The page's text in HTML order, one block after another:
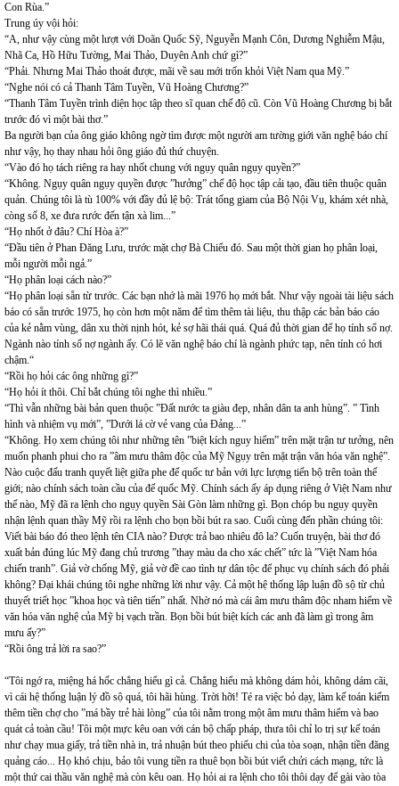
Con Rùa.”
Trung úy vội hỏi:
“A, như vậy cùng một lượt với Doãn Quốc Sỹ, Nguyễn Mạnh Côn, Dương Nghiễm Mậu,
Nhã Ca, Hồ Hữu Tường, Mai Thảo, Duyên Anh chứ gì?”
“Phải. Nhưng Mai Thảo thoát được, mãi về sau mới trốn khỏi Việt Nam qua Mỹ.”
“Nghe nói có cả Thanh Tâm Tuyền, Vũ Hoàng Chương?”
“Thanh Tâm Tuyền trình diện học tập theo sĩ quan chế độ cũ. Còn Vũ Hoàng Chương bị bắt
trước đó vì một bài thơ.”
Ba người bạn của ông giáo không ngờ tìm được một người am tường giới văn nghệ báo chí
như vậy, họ thay nhau hỏi ông giáo đủ thứ chuyện.
“Vào đó họ tách riêng ra hay nhốt chung với ngụy quân ngụy quyền?”
“Không. Ngụy quân ngụy quyền được ”hưởng” chế độ học tập cải tạo, đầu tiên thuộc quân
quản. Chúng tôi là tù 100% với đầy đủ lệ bộ: Trát tống giam của Bộ Nội Vụ, khám xét nhà,
còng số 8, xe đưa rước đến tận xà lim...”
“Họ nhốt ở đâu? Chí Hòa à?”
“Đầu tiên ở Phan Đăng Lưu, trước mặt chợ Bà Chiểu đó. Sau một thời gian họ phân loại,
mỗi người mỗi ngả.”
“Họ phân loại cách nào?”
“Họ phân loại sẵn từ trước. Các bạn nhớ là mãi 1976 họ mới bắt. Như vậy ngoài tài liệu sách
báo có sẵn trước 1975, họ còn hơn một năm để tìm thêm tài liệu, thu thập các bản báo cáo
của kẻ nằm vùng, dân xu thời nịnh hót, kẻ sợ hãi thái quá. Quá đủ thời gian để họ tính sổ nợ.
Ngành nào tính sổ nợ ngành ấy. Có lẽ văn nghệ báo chí là ngành phức tạp, nên tính có hơi
chậm.“
“Rồi họ hỏi các ông những gì?”
“Họ hỏi ít thôi. Chỉ bắt chúng tôi nghe thì nhiều.”
“Thì vẫn những bài bản quen thuộc ”Đất nước ta giàu đẹp, nhân dân ta anh hùng”. ” Tình
hình và nhiệm vụ mới”, ”Dưới lá cờ vẻ vang của Đảng...”
“Không. Họ xem chúng tôi như những tên ”biệt kích nguy hiểm” trên mặt trận tư tưởng, nên
muốn phanh phui cho ra ”âm mưu thâm độc của Mỹ Ngụy trên mặt trận văn hóa văn nghệ”.
Nào cuộc đấu tranh quyết liệt giữa phe đế quốc tư bản với lực lượng tiến bộ trên toàn thế
giới; nào chính sách toàn cầu của đế quốc Mỹ. Chính sách ấy áp dụng riêng ở Việt Nam như
thế nào, Mỹ đã ra lệnh cho ngụy quyền Sài Gòn làm những gì. Bọn chóp bu ngụy quyền
nhận lệnh quan thầy Mỹ rồi ra lệnh cho bọn bồi bút ra sao. Cuối cùng đến phần chúng tôi:
Viết bài báo đó theo lệnh tên CIA nào? Được trả bao nhiêu đô la? Cuốn truyện, bài thơ đó
xuất bản đúng lúc Mỹ đang chủ trương ”thay màu da cho xác chết” tức là ”Việt Nam hóa
chiến tranh”. Giả vờ chống Mỹ, giả vờ đề cao tình tự dân tộc để phục vụ chính sách đó phải
không? Đại khái chúng tôi nghe những lời như vậy. Cả một hệ thống lập luận đồ sộ từ chủ
thuyết triết học ”khoa học và tiên tiến” nhất. Nhờ nó mà cái âm mưu thâm độc nham hiểm về
văn hóa văn nghệ của Mỹ bị vạch trần. Bọn bồi bút biệt kích các anh đã làm gì trong âm
mưu ấy?”
“Rồi ông trả lời ra sao?”
“Tôi ngớ ra, miệng há hốc chẳng hiểu gì cả. Chẳng hiểu mà không dám hỏi, không dám cãi,
vì cái hệ thống luận lý đồ sộ quá, tôi hãi hùng. Trời hỡi! Té ra việc bỏ dạy, làm kế toán kiếm
thêm tiền chợ cho ”má bầy trẻ hài lòng” của tôi nằm trong một âm mưu thâm hiểm và bao
quát cả toàn cầu! Tôi một mực kêu oan với cán bộ chấp pháp, thưa tôi chỉ lo trị sự kế toán
như chạy mua giấy, trả tiền nhà in, trả nhuận bút theo phiếu chi của tòa soạn, nhận tiền đăng
quảng cáo... Họ khó chịu, bảo tôi vung tiền ra thuê bọn bồi bút viết chửi cách mạng, tức là
một thứ cai thầu văn nghệ mà còn kêu oan. Họ hỏi ai ra lệnh cho tôi thôi dạy để gài vào tòa